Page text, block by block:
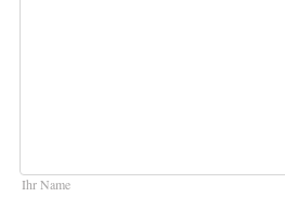
Ihr Name